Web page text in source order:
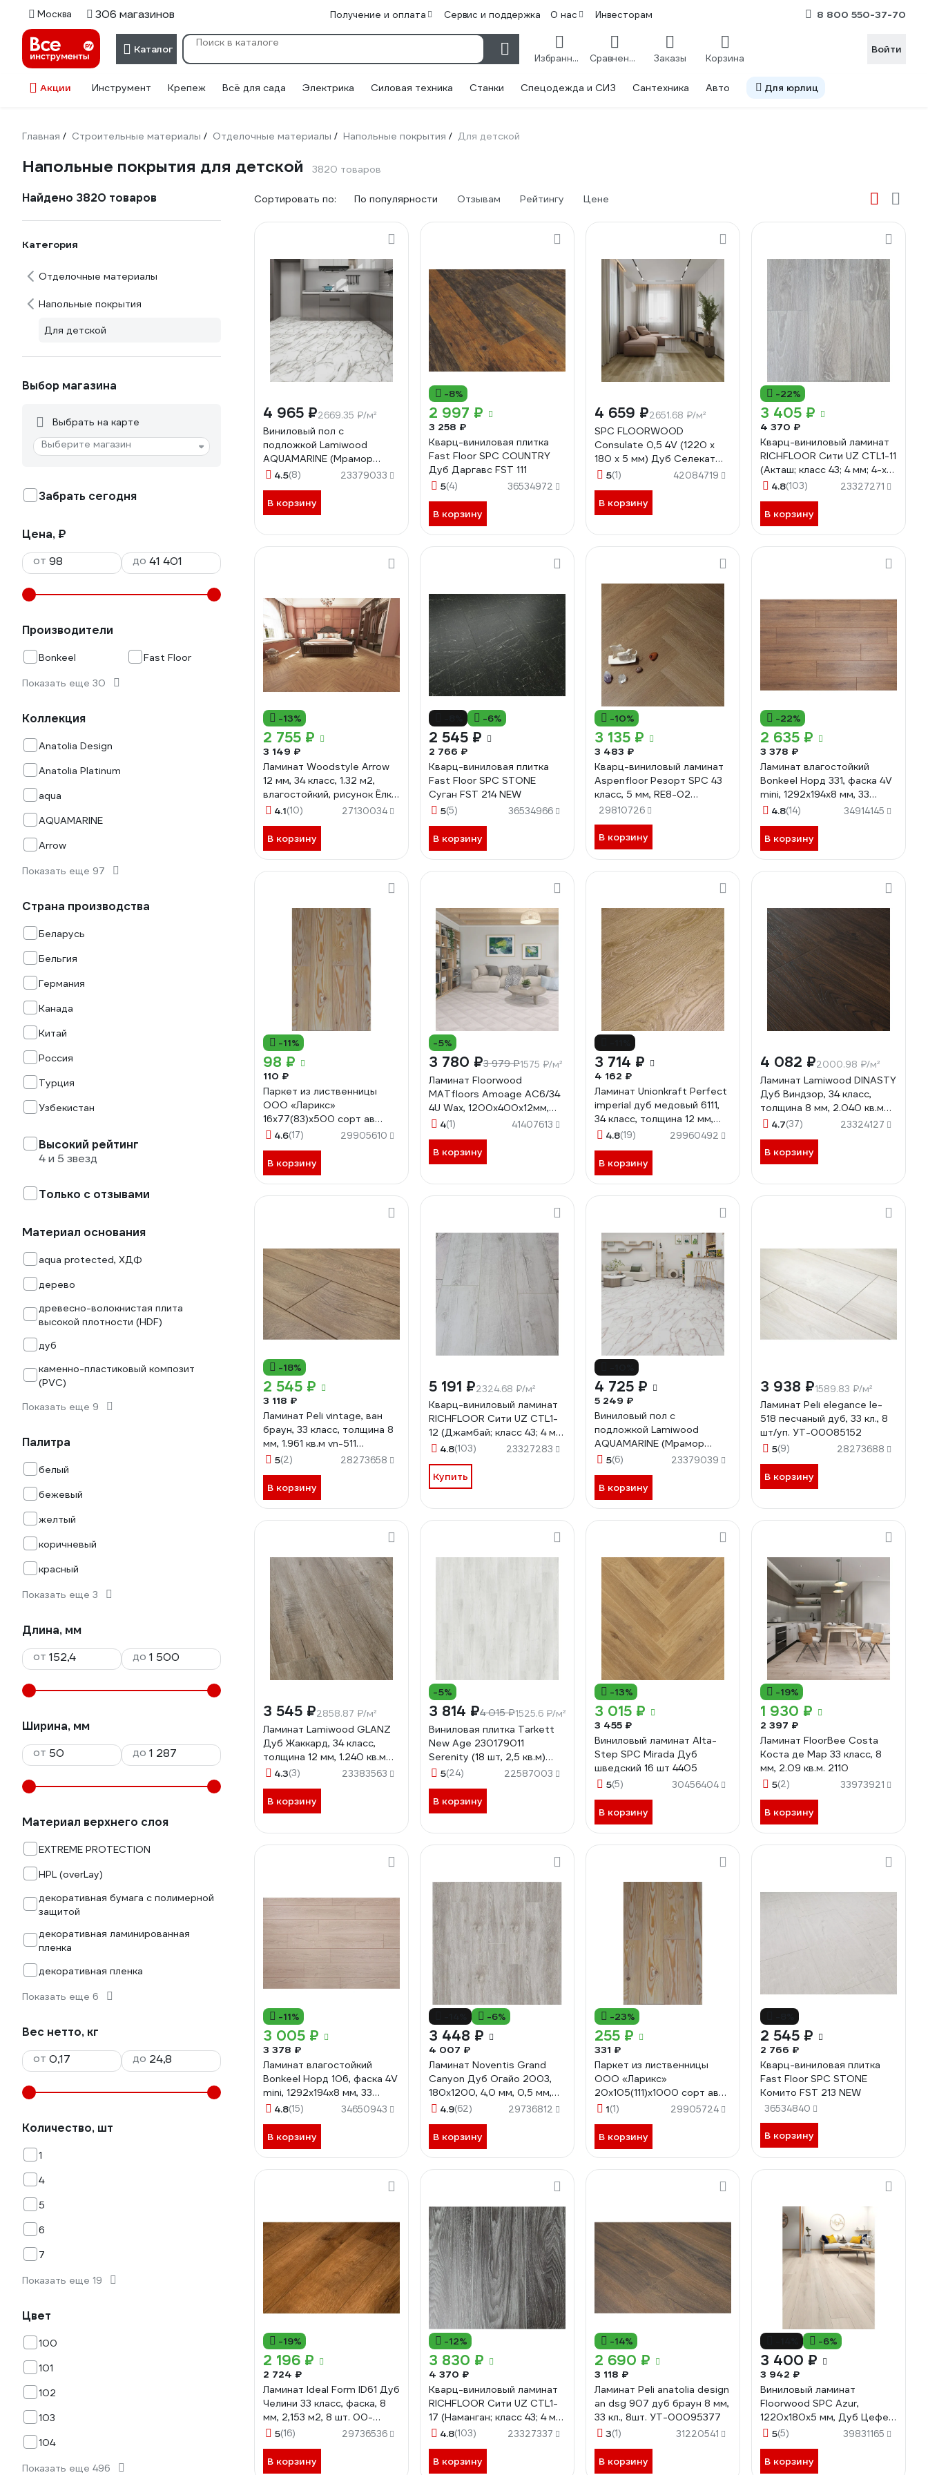
Москва 306 магазинов Получение и оплата Сервис и поддержка О нас Инвесторам 8 800 550-37-70
Каталог
Избранное Сравнение Заказы Корзина
Войти
Акции Инструмент Крепеж Всё для сада Электрика Силовая техника Станки Спецодежда и СИЗ Сантехника Авто Для юрлиц
Главная / Строительные материалы / Отделочные материалы / Напольные покрытия / Для детской
Напольные покрытия для детской 3820 товаров
Найдено 3820 товаров
Категория
Отделочные материалы
Напольные покрытия
Для детской
Выбор магазина
Выбрать на карте
Выберите магазин
Забрать сегодня
Цена, ₽
от
до
Производители
Bonkeel Fast Floor
Показать еще 30
Коллекция
Anatolia Design
Anatolia Platinum
aqua
AQUAMARINE
Arrow
Показать еще 97
Страна производства
Беларусь
Бельгия
Германия
Канада
Китай
Россия
Турция
Узбекистан
Высокий рейтинг
4 и 5 звезд
Только с отзывами
Материал основания
aqua protected, ХДФ
дерево
древесно-волокнистая плита
высокой плотности (HDF)
дуб
каменно-пластиковый композит
(PVC)
Показать еще 9
Палитра
белый
бежевый
желтый
коричневый
красный
Показать еще 3
Длина, мм
от
до
Ширина, мм
от
до
Материал верхнего слоя
EXTREME PROTECTION
HPL (overLay)
декоративная бумага с полимерной
защитой
декоративная ламинированная
пленка
декоративная пленка
Показать еще 6
Вес нетто, кг
от
до
Количество, шт
1
4
5
6
7
Показать еще 19
Цвет
100
101
102
103
104
Показать еще 496
Сортировать по: По популярности Отзывам Рейтингу Цене
4 965 ₽2669.35 ₽/м²
Виниловый пол с
подложкой Lamiwood
AQUAMARINE (Мрамор
Бьянко; класс 43; 5 мм,
4.5(8) 23379033
В корзину
-8%
2 997 ₽
3 258 ₽
Кварц-виниловая плитка
Fast Floor SPC COUNTRY
Дуб Даргавс FST 111
5(4) 36534972
В корзину
4 659 ₽2651.68 ₽/м²
SPC FLOORWOOD
Consulate 0,5 4V (1220 х
180 х 5 мм) Дуб Селекат
(1,7568 кв.м.) 8674
5(1) 42084719
В корзину
-22%
3 405 ₽
4 370 ₽
Кварц-виниловый ламинат
RICHFLOOR Сити UZ CТL1-11
(Акташ; класс 43; 4 мм; 4-х
сторонняя; площадь
4680427082825
4.8(103) 23327271
В корзину
-13%
2 755 ₽
3 149 ₽
Ламинат Woodstyle Arrow
12 мм, 34 класс, 1.32 м2,
влагостойкий, рисунок Ёлка,
108 Дуб Кивер
4.1(10) 27130034
В корзину
-6%
2 545 ₽
2 766 ₽
Кварц-виниловая плитка
Fast Floor SPC STONE
Суган FST 214 NEW
5(5) 36534966
В корзину
-10%
3 135 ₽
3 483 ₽
Кварц-виниловый ламинат
Aspenfloor Резорт SPC 43
класс, 5 мм, RE8-02
Шамони 4V, 640x128x5мм,
0.3 мм, 1.311 м2, 16 шт.
4680427110634
29810726
В корзину
-22%
2 635 ₽
3 378 ₽
Ламинат влагостойкий
Bonkeel Норд 331, фаска 4V
mini, 1292x194x8 мм, 33
класс 602634
4.8(14) 34914145
В корзину
-11%
98 ₽
110 ₽
Паркет из лиственницы
ООО «Ларикс»
16x77(83)х500 сорт ав
ПЛ114
4.6(17) 29905610
В корзину
-5%
3 780 ₽3 979 ₽1575 ₽/м²
Ламинат Floorwood
MATfloors Amoage АС6/34
4U Wax, 1200х400х12мм,
Джуба, 2.4 кв.м А003
4(1) 41407613
В корзину
3 714 ₽
4 162 ₽
Ламинат Unionkraft Perfect
imperial дуб медовый 6111,
34 класс, толщина 12 мм,
2.187 кв. м 01563
4.8(19) 29960492
В корзину
4 082 ₽2000.98 ₽/м²
Ламинат Lamiwood DINASTY
Дуб Виндзор, 34 класс,
толщина 8 мм, 2.040 кв.м
2064.7(37) 23324127
В корзину
-18%
2 545 ₽
3 118 ₽
Ламинат Peli vintage, ван
браун, 33 класс, толщина 8
мм, 1.961 кв.м vn-511
УТ-00085147
5(2) 28273658
В корзину
5 191 ₽2324.68 ₽/м²
Кварц-виниловый ламинат
RICHFLOOR Сити UZ CТL1-
12 (Джамбай; класс 43; 4 мм;
4-х сторонняя; площадь
4680427082832
4.8(103) 23327283
Купить
4 725 ₽
5 249 ₽
Виниловый пол с
подложкой Lamiwood
AQUAMARINE (Мрамор
Примо; класс 43; 5 мм,
5(6) 23379039
В корзину
3 938 ₽1589.83 ₽/м²
Ламинат Peli elegance le-
518 песчаный дуб, 33 кл., 8
шт/уп. УТ-00085152
5(9) 28273688
В корзину
3 545 ₽2858.87 ₽/м²
Ламинат Lamiwood GLANZ
Дуб Жаккард, 34 класс,
толщина 12 мм, 1.240 кв.м
3054.3(3) 23383563
В корзину
-5%
3 814 ₽4 015 ₽1525.6 ₽/м²
Виниловая плитка Tarkett
New Age 230179011
Serenity (18 шт, 2,5 кв.м)
70252
5(24) 22587003
В корзину
-13%
3 015 ₽
3 455 ₽
Виниловый ламинат Alta-
Step SPC Mirada Дуб
шведский 16 шт 4405
5(5) 30456404
В корзину
-19%
1 930 ₽
2 397 ₽
Ламинат FloorBee Costa
Коста де Мар 33 класс, 8
мм, 2.09 кв.м. 2110
5(2) 33973921
В корзину
-11%
3 005 ₽
3 378 ₽
Ламинат влагостойкий
Bonkeel Норд 106, фаска 4V
mini, 1292x194x8 мм, 33
класс 602619
4.8(15) 34650943
В корзину
-6%
3 448 ₽
4 007 ₽
Ламинат Noventis Grand
Сanyon Дуб Огайо 2003,
180x1200, 4,0 мм, 0,5 мм,
не в регистр, 2,16 м, 10 шт.
4.9(62) 29736812
В корзину
-23%
255 ₽
331 ₽
Паркет из лиственницы
ООО «Ларикс»
20x105(111)х1000 сорт ав
ПЛ158
1(1) 29905724
В корзину
2 545 ₽
2 766 ₽
Кварц-виниловая плитка
Fast Floor SPC STONE
Комито FST 213 NEW
36534840
В корзину
-19%
2 196 ₽
2 724 ₽
Ламинат Ideal Form ID61 Дуб
Челини 33 класс, фаска, 8
мм, 2,153 м2, 8 шт. 00-
00005468
5(16) 29736536
В корзину
-12%
3 830 ₽
4 370 ₽
Кварц-виниловый ламинат
RICHFLOOR Сити UZ CТL1-
17 (Наманган; класс 43; 4 мм;
4-х сторонняя; площадь
4680427082887
4.8(103) 23327337
В корзину
-14%
2 690 ₽
3 118 ₽
Ламинат Peli anatolia design
an dsg 907 дуб браун 8 мм,
33 кл., 8шт. УТ-00095377
3(1) 31220541
В корзину
-6%
3 400 ₽
3 942 ₽
Виниловый ламинат
Floorwood SPC Azur,
1220x180x5 мм, Дуб Цефео,
1.7568 кв.м, 3309
5(5) 39831165
В корзину